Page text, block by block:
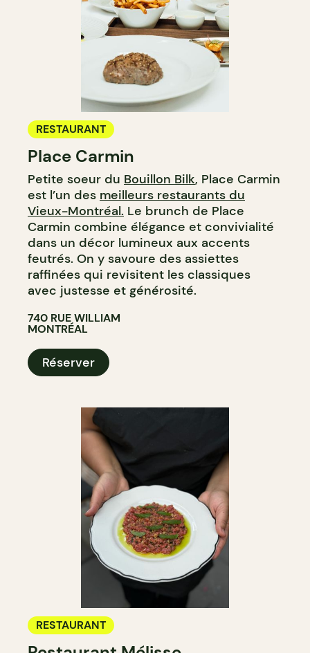
RESTAURANT
Place Carmin
Petite soeur du Bouillon Bilk, Place Carmin
est l’un des meilleurs restaurants du
Vieux-Montréal. Le brunch de Place
Carmin combine élégance et convivialité
dans un décor lumineux aux accents
feutrés. On y savoure des assiettes
raffinées qui revisitent les classiques
avec justesse et générosité.
740 RUE WILLIAM
MONTRÉAL
Réserver
RESTAURANT